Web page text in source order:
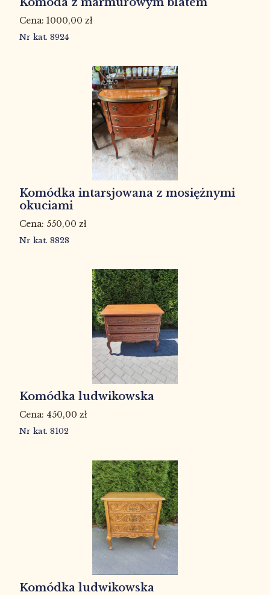
1000,00 zł
Nr kat. 8924
Komódka intarsjowana z mosiężnymi
okuciami
550,00zł
Nr kat. 8828
Komódka ludwikowska
450,00zł
Nr kat. 8102
Komódka ludwikowska